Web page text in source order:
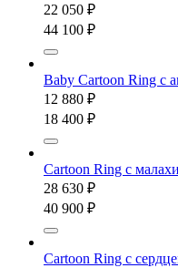
22 050 ₽
44 100 ₽
Baby Cartoon Ring с
12 880 ₽
18 400 ₽
Cartoon Ring с
28 630 ₽
40 900 ₽
Cartoon Ring с